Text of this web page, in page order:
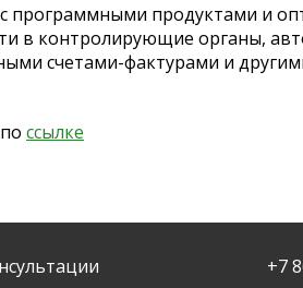
программными продуктами и
в контролирующие органы,
счетами-фактурами и
ссылке
+7